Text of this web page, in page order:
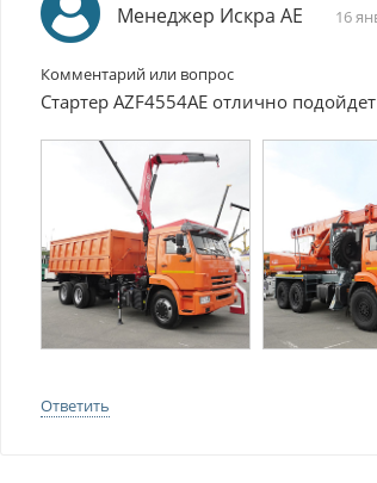
Менеджер Искра АЕ 16
Комментарий или вопрос
Стартер AZF4554AE отлично
Ответить